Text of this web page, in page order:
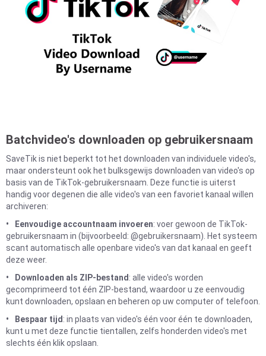
Batchvideo's downloaden op gebruikersnaam
SaveTik is niet beperkt tot het downloaden van individuele video's,
maar ondersteunt ook het bulksgewijs downloaden van video's op
basis van de TikTok-gebruikersnaam. Deze functie is uiterst
handig voor degenen die alle video's van een favoriet kanaal willen
archiveren:
Eenvoudige accountnaam invoeren: voer gewoon de TikTok-
gebruikersnaam in (bijvoorbeeld: @gebruikersnaam). Het systeem
scant automatisch alle openbare video's van dat kanaal en geeft
deze weer.
Downloaden als ZIP-bestand: alle video's worden
gecomprimeerd tot één ZIP-bestand, waardoor u ze eenvoudig
kunt downloaden, opslaan en beheren op uw computer of telefoon.
Bespaar tijd: in plaats van video's één voor één te downloaden,
kunt u met deze functie tientallen, zelfs honderden video's met
slechts één klik opslaan.